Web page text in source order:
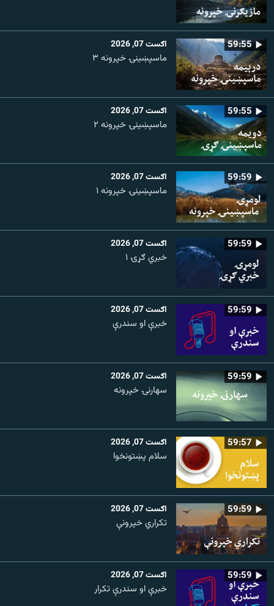
59:55 اګست 07, 2026
ماسپښینۍ خپرونه ۳
59:55 اګست 07, 2026
ماسپښينۍ خپرونه ۲
59:59 اګست 07, 2026
ماسپښينۍ خپرونه ۱
59:59 اګست 07, 2026
خبري ګړۍ ۱
59:59 اګست 07, 2026
خبرې او سندرې
59:59 اګست 07, 2026
سهارنۍ خپرونه
59:57 اګست 07, 2026
سلام پښتونخوا
59:59 اګست 07, 2026
تکراري خپرونې
59:59 اګست 07, 2026
خبرې او سندرې تکرار